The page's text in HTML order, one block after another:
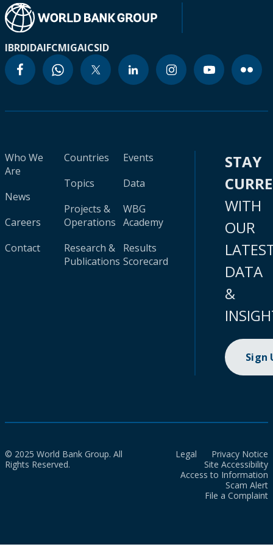
IBRDIDAIFCMIGAICSID
Who We
Are
News
Careers
Contact
Countries
Topics
Projects &
Operations
Research &
Publications
Events
Data
WBG
Academy
Results
Scorecard
STAY
WITH
OUR
DATA
&
Sign
© 2025 World Bank Group. All
Rights Reserved.
Legal
Privacy Notice
Site Accessibility
Access to Information
Scam Alert
File a Complaint